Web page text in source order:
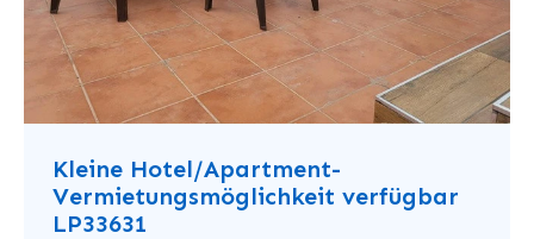
Kleine Hotel/Apartment-
Vermietungsmöglichkeit verfügbar
LP33631